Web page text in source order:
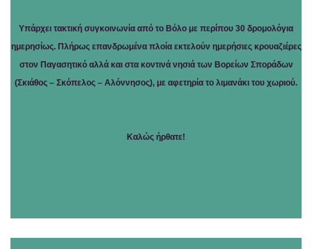
Υπάρχει τακτική συγκοινωνία από το Βόλο με περίπου 30 δρομολόγια
ημερησίως. Πλήρως επανδρωμένα πλοία εκτελούν ημερήσιες κρουαζιέρες
στον Παγασητικό αλλά και στα κοντινά νησιά των Βορείων Σποράδων
(Σκιάθος – Σκόπελος – Αλόννησος), με αφετηρία το λιμανάκι του χωριού.
Καλώς ήρθατε!